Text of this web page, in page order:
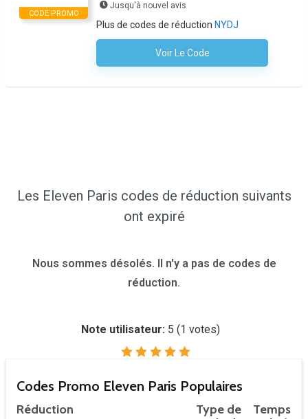
CODE PROMO
Jusqu'à nouvel avis
Plus de codes de réduction NYDJ
Voir Le Code
Aucun Code N'est Nécessaire
Les Eleven Paris codes de réduction suivants
ont expiré
Nous sommes désolés. Il n'y a pas de codes de
réduction.
Note utilisateur: 5 (1 votes)
Codes Promo Eleven Paris Populaires
Réduction
Type de
Temps